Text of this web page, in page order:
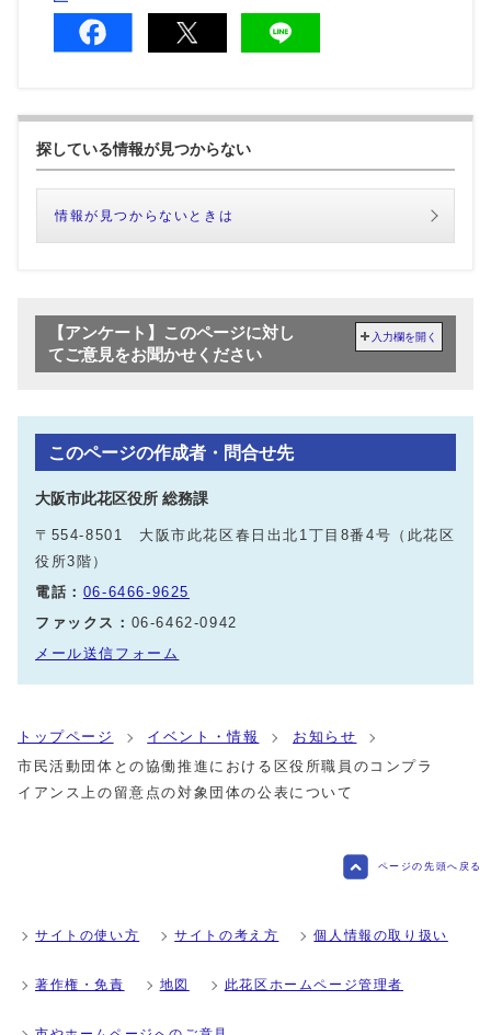
探している情報が見つからない
情報が見つからないときは
【アンケート】このページに対し
てご意見をお聞かせください
入力欄を開く
このページの作成者・問合せ先
大阪市此花区役所 総務課
〒554-8501 大阪市此花区春日出北1丁目8番4号（此花区
役所3階）
電話： 06-6466-9625
ファックス： 06-6462-0942
メール送信フォーム
トップページ イベント・情報
お知らせ
市民活動団体との協働推進における区役所職員のコンプラ
イアンス上の留意点の対象団体の公表について
ページの先頭へ戻る
サイトの使い方 サイトの考え方 個人情報の取り扱い
著作権・免責 地図 此花区ホームページ管理者